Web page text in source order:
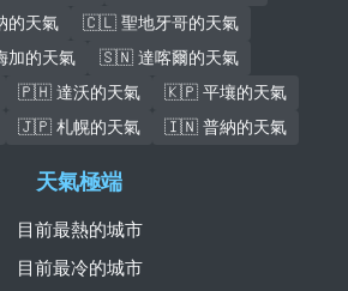
天氣
🇨🇱 聖地牙哥的天氣
的天氣
🇸🇳 達喀爾的天氣
🇵🇭 達沃的天氣
🇰🇵 平壤的天氣
🇯🇵 札幌的天氣 🇮🇳 普納的天氣
天氣極端
目前最熱的城市
目前最冷的城市